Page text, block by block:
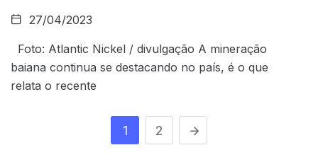
27/04/2023
Foto: Atlantic Nickel / divulgação A mineração
baiana continua se destacando no país, é o que
relata o recente
1 2